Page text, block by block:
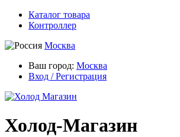
Каталог товара
Контроллер
Москва
Ваш город: Москва
Вход / Регистрация
Холод-Магазин